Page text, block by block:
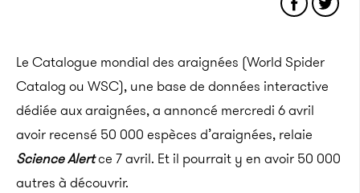
Le Catalogue mondial des araignées (World Spider
Catalog ou WSC), une base de données interactive
dédiée aux araignées, a annoncé mercredi 6 avril
avoir recensé 50 000 espèces d’araignées, relaie
Science Alertce 7 avril. Et il pourrait y en avoir 50 000
autres à découvrir.